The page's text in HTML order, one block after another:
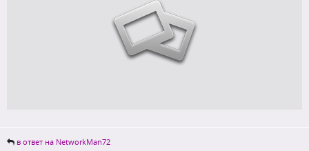
в ответ на NetworkMan72